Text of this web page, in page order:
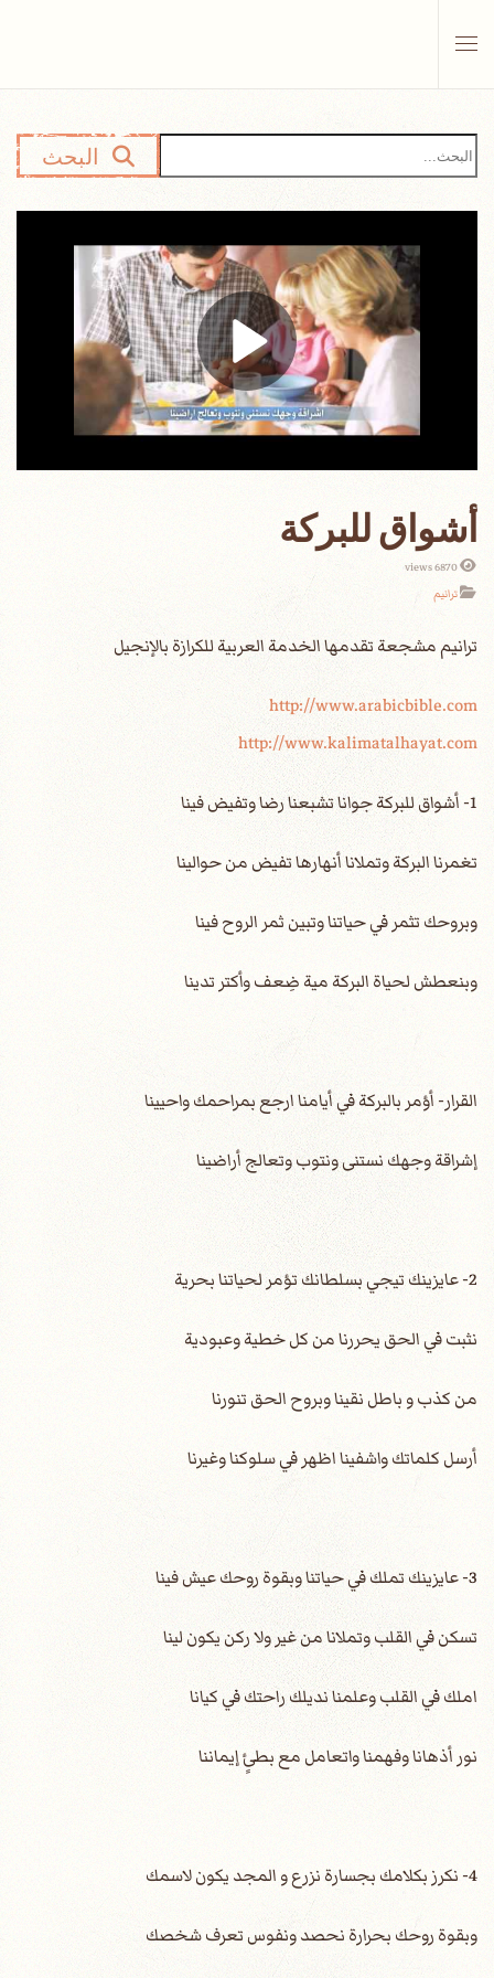
البحث
أشواق للبركة
6870 views
ترانيم
http://www.arabicbible.com
http://www.kalimatalhayat.com
1- أشواق للبركة جوانا تشبعنا رضا وتفيض فينا
تغمرنا البركة وتملانا أنهارها تفيض من حوالينا
وبروحك تثمر في حياتنا وتبين ثمر الروح فينا
وبنعطش لحياة البركة مية ضِعف وأكتر تدينا
القرار- أؤمر بالبركة في أيامنا ارجع بمراحمك واحيينا
إشراقة وجهك نستنى ونتوب وتعالج أراضينا
2- عايزينك تيجي بسلطانك تؤمر لحياتنا بحرية
نثبت في الحق يحررنا من كل خطية وعبودية
من كذب و باطل نقينا وبروح الحق تنورنا
أرسل كلماتك واشفينا اظهر في سلوكنا وغيرنا
3- عايزينك تملك في حياتنا وبقوة روحك عيش فينا
تسكن في القلب وتملانا من غير ولا ركن يكون لينا
املك في القلب وعلمنا نديلك راحتك في كيانا
نور أذهانا وفهمنا واتعامل مع بطئٍ إيماننا
4- نكرز بكلامك بجسارة نزرع و المجد يكون لاسمك
وبقوة روحك بحرارة نحصد ونفوس تعرف شخصك